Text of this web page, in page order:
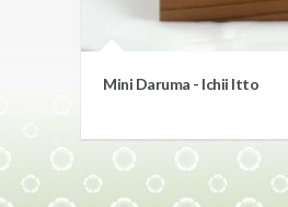
Mini Daruma - Ichii Itto